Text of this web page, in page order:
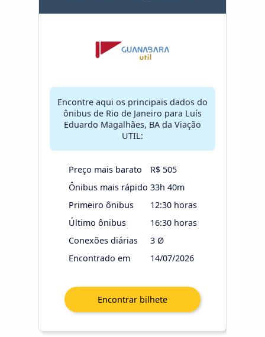
Encontre aqui os principais dados do
ônibus de Rio de Janeiro para Luís
Eduardo Magalhães, BA da Viação
UTIL:
Preço mais barato
R$ 505
Ônibus mais rápido 33h 40m
Primeiro ônibus
12:30 horas
Último ônibus
16:30 horas
Conexões diárias
3 Ø
Encontrado em
14/07/2026